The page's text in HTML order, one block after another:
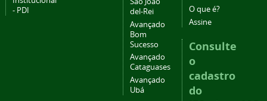
- PDI
del-Rei
Avançado
Bom
Sucesso
Avançado
Cataguases
Avançado
Ubá
O que é?
Assine
Consulte
o
cadastro
do